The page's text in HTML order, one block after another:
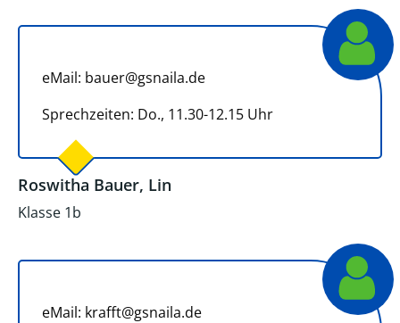
eMail: bauer@gsnaila.de
Sprechzeiten: Do., 11.30-12.15 Uhr
Roswitha Bauer, Lin
Klasse 1b
eMail: krafft@gsnaila.de